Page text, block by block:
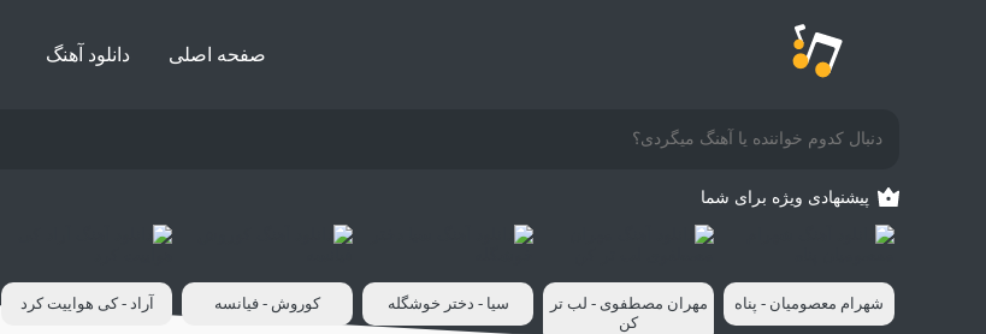
صفحه اصلی دانلود آهنگ
پیشنهادی ویژه برای شما
شهرام معصومیان - پناه
مهران مصطفوی - لب تر
کن
سیا - دختر خوشگله کوروش - فیانسه آراد - کی هواییت کرد